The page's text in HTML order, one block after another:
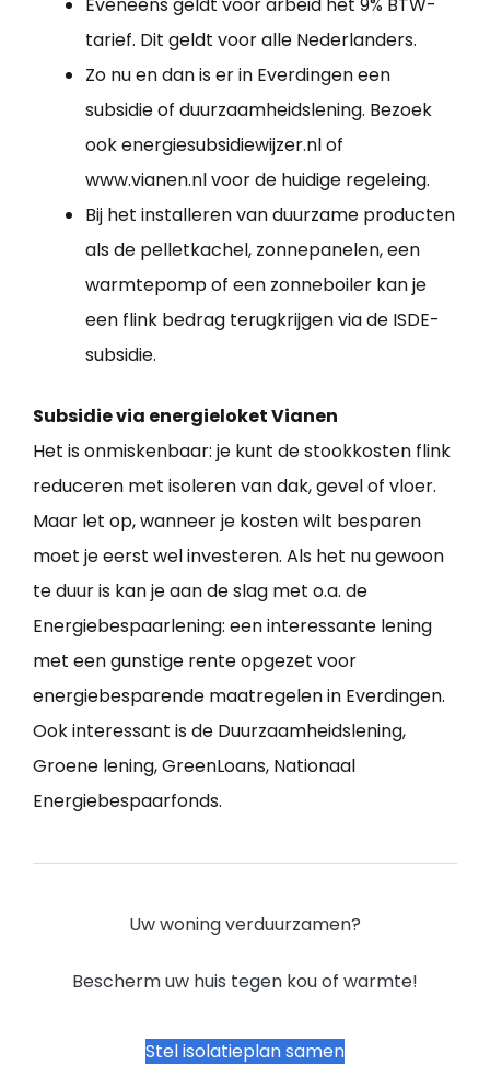
Eveneens geldt voor arbeid het 9% BTW-
tarief. Dit geldt voor alle Nederlanders.
Zo nu en dan is er in Everdingen een
subsidie of duurzaamheidslening. Bezoek
ook energiesubsidiewijzer.nl of
www.vianen.nl voor de huidige regeleing.
Bij het installeren van duurzame producten
als de pelletkachel, zonnepanelen, een
warmtepomp of een zonneboiler kan je
een flink bedrag terugkrijgen via de ISDE-
subsidie.
Subsidie via energieloket Vianen
Het is onmiskenbaar: je kunt de stookkosten flink
reduceren met isoleren van dak, gevel of vloer.
Maar let op, wanneer je kosten wilt besparen
moet je eerst wel investeren. Als het nu gewoon
te duur is kan je aan de slag met o.a. de
Energiebespaarlening: een interessante lening
met een gunstige rente opgezet voor
energiebesparende maatregelen in Everdingen.
Ook interessant is de Duurzaamheidslening,
Groene lening, GreenLoans, Nationaal
Energiebespaarfonds.
Uw woning verduurzamen?
Bescherm uw huis tegen kou of warmte!
Stel isolatieplan samen